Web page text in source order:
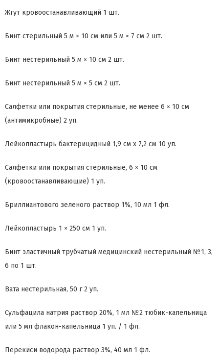
Жгут кровоостанавливающий 1 шт.
Бинт стерильный 5 м × 10 см или 5 м × 7 см 2 шт.
Бинт нестерильный 5 м × 10 см 2 шт.
Бинт нестерильный 5 м × 5 см 2 шт.
Салфетки или покрытия стерильные, не менее 6 × 10 см
(антимикробные) 2 уп.
Лейкопластырь бактерицидный 1,9 см x 7,2 см 10 уп.
Салфетки или покрытия стерильные, 6 × 10 см
(кровоостанавливающие) 1 уп.
Бриллиантового зеленого раствор 1%, 10 мл 1 фл.
Лейкопластырь 1 × 250 см 1 уп.
Бинт эластичный трубчатый медицинский нестерильный №1, 3,
6 по 1 шт.
Вата нестерильная, 50 г 2 уп.
Сульфацила натрия раствор 20%, 1 мл №2 тюбик-капельница
или 5 мл флакон-капельница 1 уп. / 1 фл.
Перекиси водорода раствор 3%, 40 мл 1 фл.